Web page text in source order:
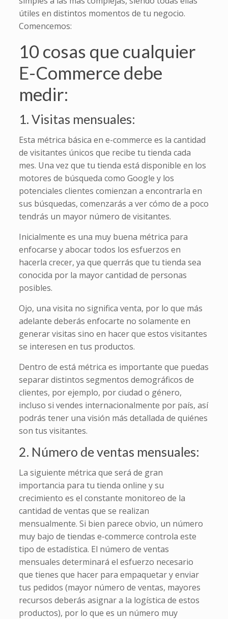
útiles en distintos momentos de tu negocio.
Comencemos:
10 cosas que cualquier
E-Commerce debe
medir:
1. Visitas mensuales:
Esta métrica básica en e-commerce es la cantidad
de visitantes únicos que recibe tu tienda cada
mes. Una vez que tu tienda está disponible en los
motores de búsqueda como Google y los
potenciales clientes comienzan a encontrarla en
sus búsquedas, comenzarás a ver cómo de a poco
tendrás un mayor número de visitantes.
Inicialmente es una muy buena métrica para
enfocarse y abocar todos los esfuerzos en
hacerla crecer, ya que querrás que tu tienda sea
conocida por la mayor cantidad de personas
posibles.
Ojo, una visita no significa venta, por lo que más
adelante deberás enfocarte no solamente en
generar visitas sino en hacer que estos visitantes
se interesen en tus productos.
Dentro de está métrica es importante que puedas
separar distintos segmentos demográficos de
clientes, por ejemplo, por ciudad o género,
incluso si vendes internacionalmente por país, así
podrás tener una visión más detallada de quiénes
son tus visitantes.
2. Número de ventas mensuales:
La siguiente métrica que será de gran
importancia para tu tienda online y su
crecimiento es el constante monitoreo de la
cantidad de ventas que se realizan
mensualmente. Si bien parece obvio, un número
muy bajo de tiendas e-commerce controla este
tipo de estadística. El número de ventas
mensuales determinará el esfuerzo necesario
que tienes que hacer para empaquetar y enviar
tus pedidos (mayor número de ventas, mayores
recursos deberás asignar a la logística de estos
productos), por lo que es un número muy